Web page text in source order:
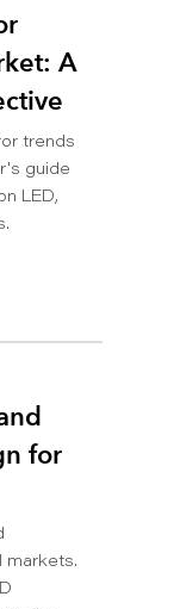
A
trends
guide
LED,
for
markets.